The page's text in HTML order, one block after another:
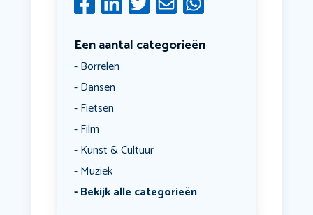
Een aantal categorieën
Borrelen
Dansen
Fietsen
Film
Kunst & Cultuur
Muziek
Bekijk alle categorieën